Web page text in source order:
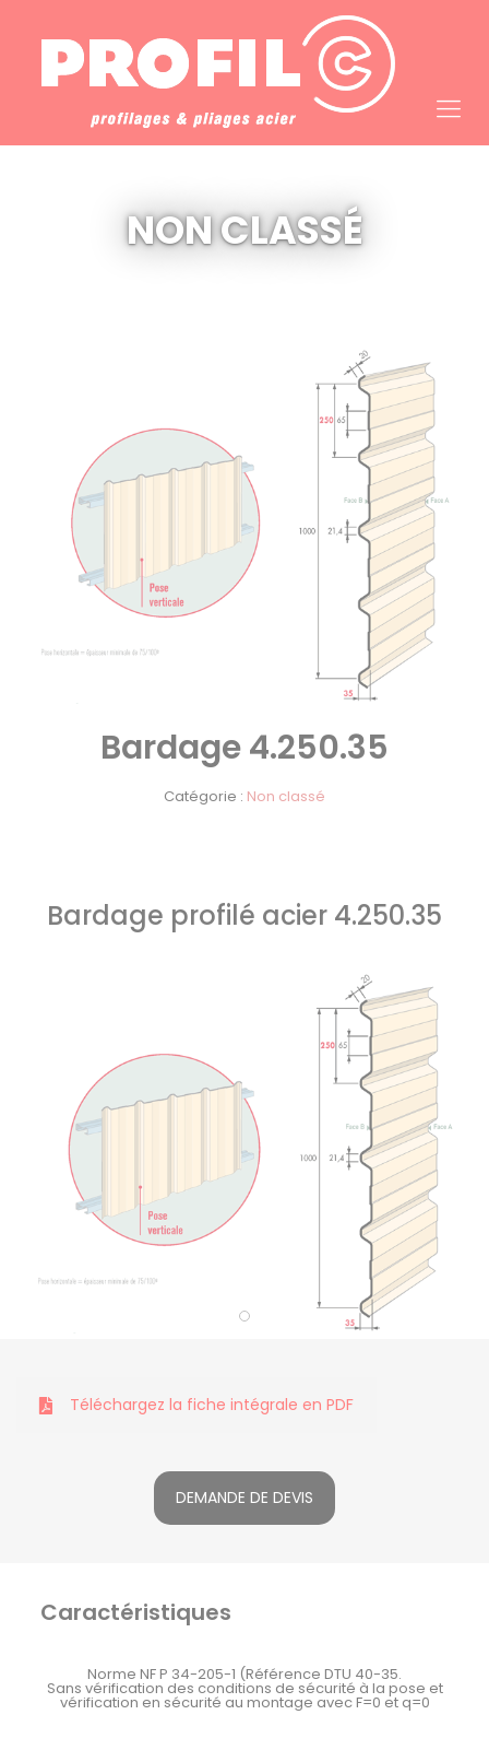
NON CLASSÉ
Bardage 4.250.35
Catégorie : Non classé
Bardage profilé acier 4.250.35
Téléchargez la fiche intégrale en PDF
DEMANDE DE DEVIS
Caractéristiques
Norme NF P 34-205-1 (Référence DTU 40-35.
Sans vérification des conditions de sécurité à la pose et
vérification en sécurité au montage avec F=0 et q=0